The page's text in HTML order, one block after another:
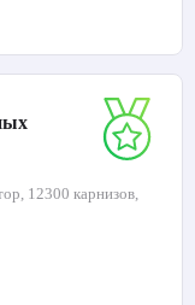
12300 карнизов,